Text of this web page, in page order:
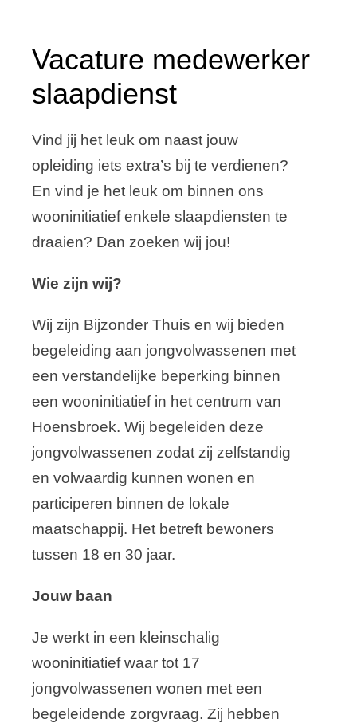
Stage lopen
Vacature medewerker
slaapdienst
Vind jij het leuk om naast jouw
opleiding iets extra’s bij te verdienen?
En vind je het leuk om binnen ons
wooninitiatief enkele slaapdiensten te
draaien? Dan zoeken wij jou!
Wie zijn wij?
Wij zijn Bijzonder Thuis en wij bieden
begeleiding aan jongvolwassenen met
een verstandelijke beperking binnen
een wooninitiatief in het centrum van
Hoensbroek. Wij begeleiden deze
jongvolwassenen zodat zij zelfstandig
en volwaardig kunnen wonen en
participeren binnen de lokale
maatschappij. Het betreft bewoners
tussen 18 en 30 jaar.
Jouw baan
Je werkt in een kleinschalig
wooninitiatief waar tot 17
jongvolwassenen wonen met een
begeleidende zorgvraag. Zij hebben